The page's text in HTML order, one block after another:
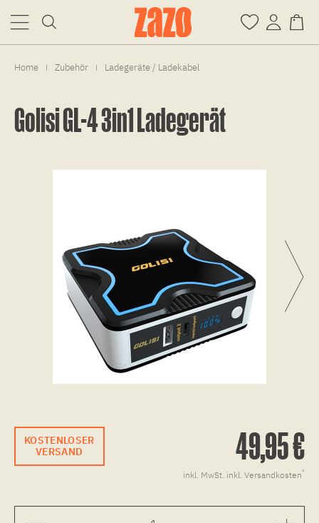
Home | Zubehör | Ladegeräte / Ladekabel
Golisi GL-4 3in1 Ladegerät
KOSTENLOSER
VERSAND
49,95 €
inkl. MwSt. inkl. Versandkosten*